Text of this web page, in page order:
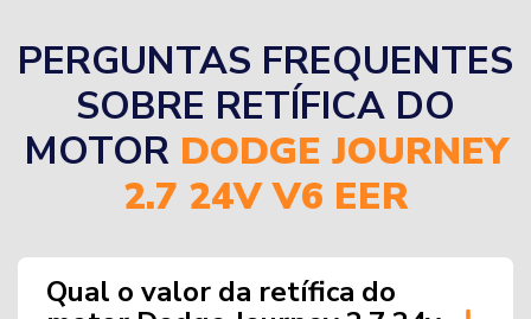
PERGUNTAS FREQUENTES
SOBRE RETÍFICA DO
MOTOR DODGE JOURNEY
2.7 24V V6 EER
Qual o valor da retífica do